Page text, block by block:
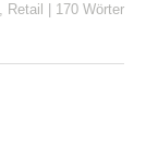
Retail | 170 Wörter